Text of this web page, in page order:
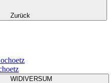
Zurück
WIDIVERSUM